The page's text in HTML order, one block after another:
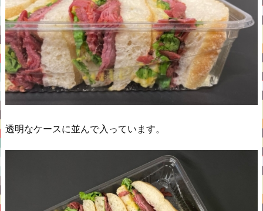
透明なケースに並んで入っています。